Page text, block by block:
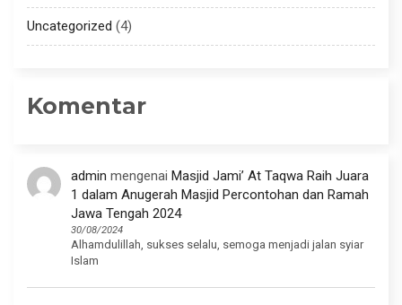
Uncategorized (4)
Komentar
admin mengenai Masjid Jami’ At Taqwa Raih Juara
1 dalam Anugerah Masjid Percontohan dan Ramah
Jawa Tengah 2024
30/08/2024
Alhamdulillah, sukses selalu, semoga menjadi jalan syiar
Islam